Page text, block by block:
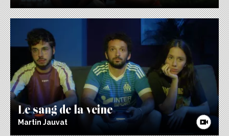
Le sang de la veine
Martin Jauvat